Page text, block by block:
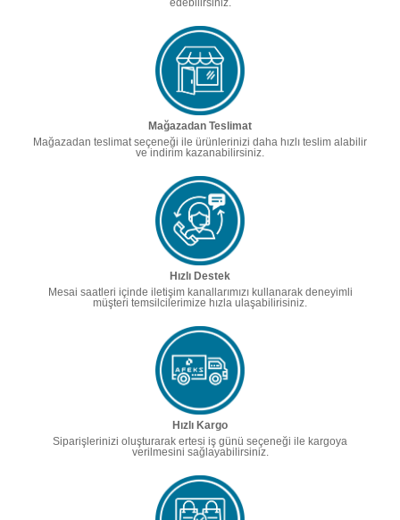
edebilirsiniz.
Mağazadan Teslimat
Mağazadan teslimat seçeneği ile ürünlerinizi daha hızlı teslim alabilir
ve indirim kazanabilirsiniz.
Hızlı Destek
Mesai saatleri içinde iletişim kanallarımızı kullanarak deneyimli
müşteri temsilcilerimize hızla ulaşabilirisiniz.
Hızlı Kargo
Siparişlerinizi oluşturarak ertesi iş günü seçeneği ile kargoya
verilmesini sağlayabilirsiniz.